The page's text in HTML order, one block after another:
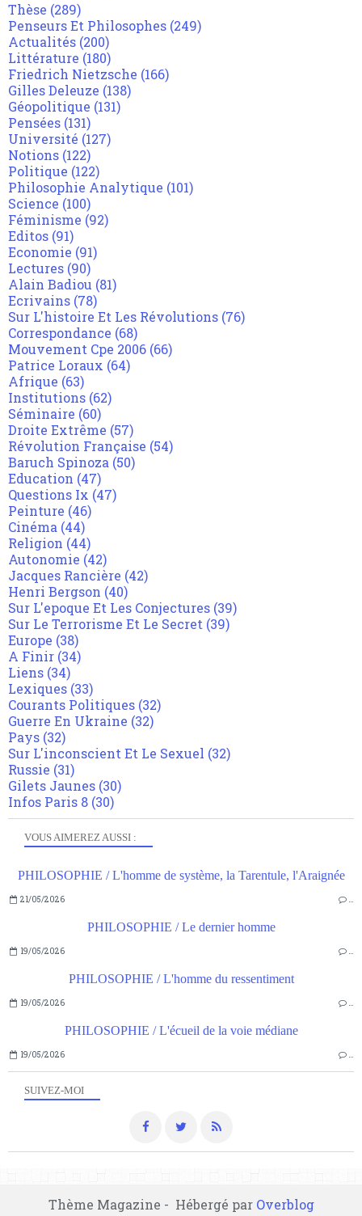
SUIVEZ-MOI
VOUS AIMEREZ AUSSI :
PHILOSOPHIE / L'homme de système, la Tarentule, l'Araignée
21/05/2026 …
PHILOSOPHIE / Le dernier homme
19/05/2026 …
PHILOSOPHIE / L'homme du ressentiment
19/05/2026 …
PHILOSOPHIE / L'écueil de la voie médiane
19/05/2026 …
Thèse (289)
Penseurs Et Philosophes (249)
Actualités (200)
Littérature (180)
Friedrich Nietzsche (166)
Gilles Deleuze (138)
Géopolitique (131)
Pensées (131)
Université (127)
Notions (122)
Politique (122)
Philosophie Analytique (101)
Science (100)
Féminisme (92)
Editos (91)
Economie (91)
Lectures (90)
Alain Badiou (81)
Ecrivains (78)
Sur L'histoire Et Les Révolutions (76)
Correspondance (68)
Mouvement Cpe 2006 (66)
Patrice Loraux (64)
Afrique (63)
Institutions (62)
Séminaire (60)
Droite Extrême (57)
Révolution Française (54)
Baruch Spinoza (50)
Education (47)
Questions Ix (47)
Peinture (46)
Cinéma (44)
Religion (44)
Autonomie (42)
Jacques Rancière (42)
Henri Bergson (40)
Sur L'epoque Et Les Conjectures (39)
Sur Le Terrorisme Et Le Secret (39)
Europe (38)
A Finir (34)
Liens (34)
Lexiques (33)
Courants Politiques (32)
Guerre En Ukraine (32)
Pays (32)
Sur L'inconscient Et Le Sexuel (32)
Russie (31)
Gilets Jaunes (30)
Infos Paris 8 (30)
Thème Magazine - Hébergé par Overblog